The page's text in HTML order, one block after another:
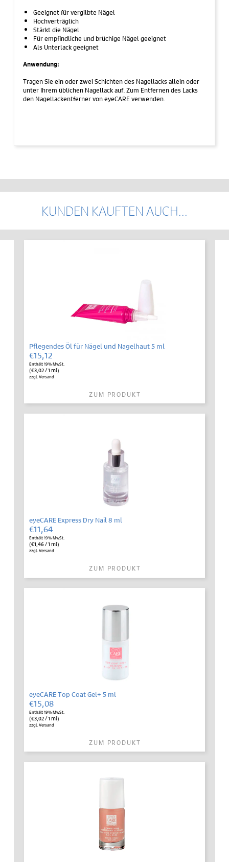
Geeignet für vergilbte Nägel
Hochverträglich
Stärkt die Nägel
Für empfindliche und brüchige Nägel geeignet
Als Unterlack geeignet
Anwendung:
Tragen Sie ein oder zwei Schichten des Nagellacks allein oder
unter Ihrem üblichen Nagellack auf. Zum Entfernen des Lacks
den Nagellackentferner von eyeCARE verwenden.
KUNDEN KAUFTEN AUCH...
Pflegendes Öl für Nägel und Nagelhaut 5 ml
€15,12
Enthält 19% MwSt.
(€3,02/ 1 ml)
zzgl.Versand
ZUM PRODUKT
eyeCARE Express Dry Nail 8 ml
€11,64
Enthält 19% MwSt.
(€1,46/ 1 ml)
zzgl.Versand
ZUM PRODUKT
eyeCARE Top Coat Gel+ 5 ml
€15,08
Enthält 19% MwSt.
(€3,02/ 1 ml)
zzgl. Versand
ZUM PRODUKT